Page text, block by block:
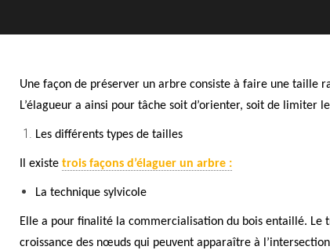
Une façon de préserver un arbre consiste à faire une taille
L’élagueur a ainsi pour tâche soit d’orienter, soit de limiter
Les différents types de tailles
Il existe trois façons d’élaguer un arbre :
La technique sylvicole
Elle a pour finalité la commercialisation du bois entaillé.
croissance des nœuds qui peuvent apparaître à